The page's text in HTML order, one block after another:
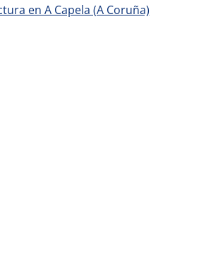
en A Capela (A Coruña)